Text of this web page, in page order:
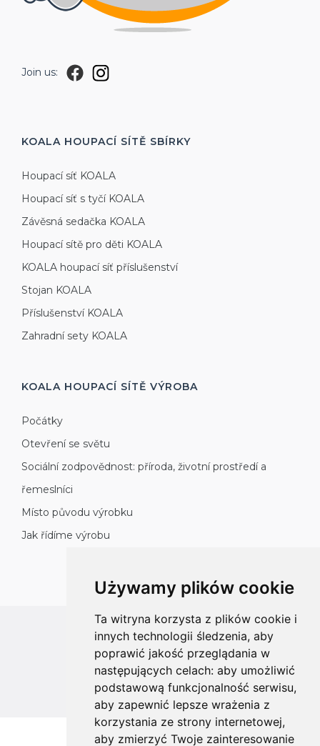
Używamy plików cookie
Ta witryna korzysta z plików cookie i
innych technologii śledzenia, aby
poprawić jakość przeglądania w
następujących celach: aby umożliwić
podstawową funkcjonalność serwisu,
aby zapewnić lepsze wrażenia z
korzystania ze strony internetowej,
aby zmierzyć Twoje zainteresowanie
Join us:
KOALA HOUPACÍ SÍTĚ SBÍRKY
Houpací síť KOALA
Houpací síť s tyčí KOALA
Závěsná sedačka KOALA
Houpací sítě pro děti KOALA
KOALA houpací síť příslušenství
Stojan KOALA
Příslušenství KOALA
Zahradní sety KOALA
KOALA HOUPACÍ SÍTĚ VÝROBA
Počátky
Otevření se světu
Sociální zodpovědnost: příroda, životní prostředí a
řemeslníci
Místo původu výrobku
Jak řídíme výrobu
All rights reserved
Copyright © 2026 koalahammock.com
Designed byMOUTON interactive